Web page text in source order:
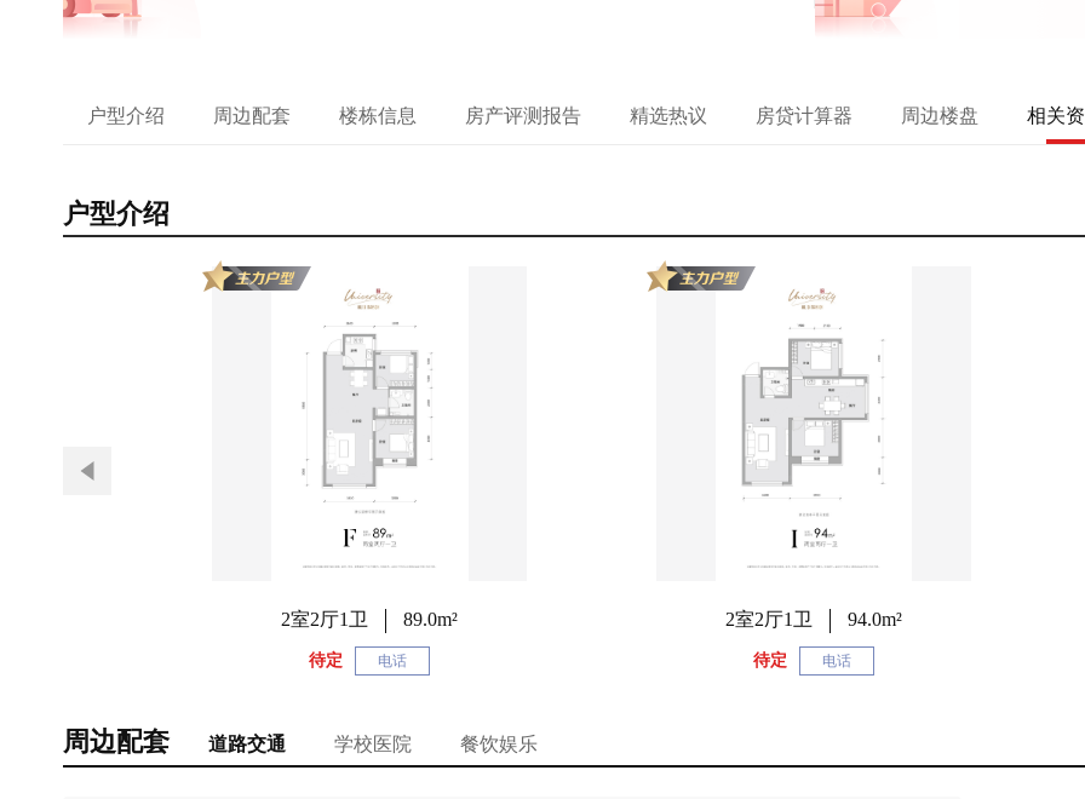
户型介绍 周边配套 楼栋信息 房产评测报告 精选热议 房贷计算器 周边楼盘 相关
户型介绍
2室2厅1卫 89.0m²
待定 电话
2室2厅1卫 94.0m²
待定 电话
周边配套 道路交通 学校医院 餐饮娱乐